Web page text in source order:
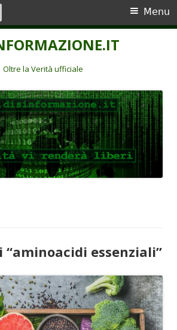
Oltre la Verità ufficiale
Menu
Ricerca
per:
essenziali”